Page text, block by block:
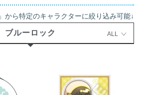
」から特定のキャラクターに絞り込み可能↓
ブルーロック ALL